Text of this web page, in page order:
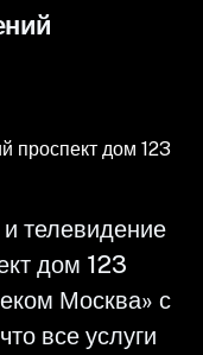
проспект дом 123
телевидение
дом 123
Москва» с
все услуги